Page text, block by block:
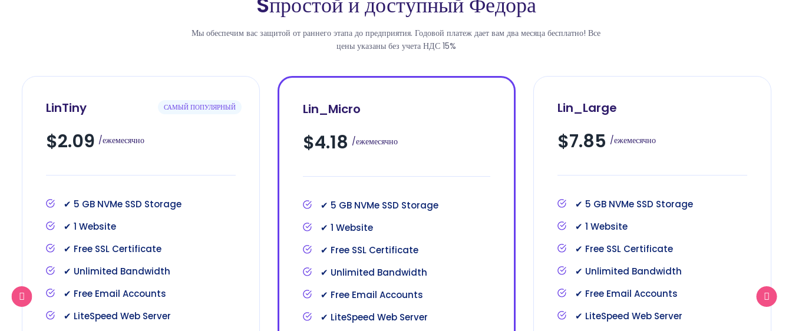
Мы обеспечим вас защитой от раннего этапа до предприятия. Годовой платеж дает вам два месяца бесплатно! Все
цены указаны без учета НДС 15%
САМЫЙ ПОПУЛЯРНЫЙ
LinTiny
$2.09 /ежемесячно
✔ 5 GB NVMe SSD Storage
✔ 1 Website
✔ Free SSL Certificate
✔ Unlimited Bandwidth
✔ Free Email Accounts
✔ LiteSpeed Web Server
Lin_Micro
$4.18 /ежемесячно
✔ 5 GB NVMe SSD Storage
✔ 1 Website
✔ Free SSL Certificate
✔ Unlimited Bandwidth
✔ Free Email Accounts
✔ LiteSpeed Web Server
Lin_Large
$7.85 /ежемесячно
✔ 5 GB NVMe SSD Storage
✔ 1 Website
✔ Free SSL Certificate
✔ Unlimited Bandwidth
✔ Free Email Accounts
✔ LiteSpeed Web Server